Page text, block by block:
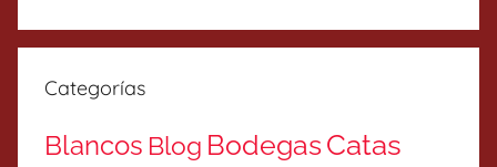
Categorías
Blancos Blog BodegasCatas